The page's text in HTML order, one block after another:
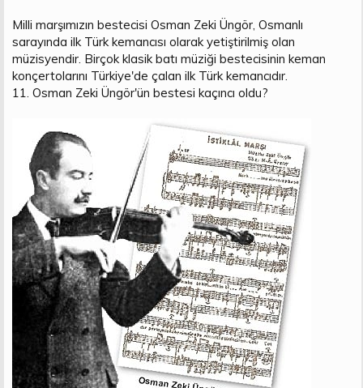
Milli marşımızın bestecisi Osman Zeki Üngör, Osmanlı
sarayında ilk Türk kemancısı olarak yetiştirilmiş olan
müzisyendir. Birçok klasik batı müziği bestecisinin keman
konçertolarını Türkiye'de çalan ilk Türk kemancıdır.
11. Osman Zeki Üngör'ün bestesi kaçıncı oldu?